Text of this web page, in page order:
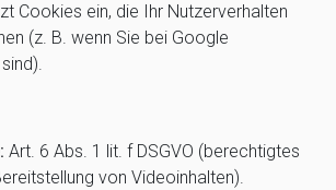
Cookies ein, die Ihr Nutzerverhalten
(z. B. wenn Sie bei Google
Art. 6 Abs. 1 lit. f DSGVO (berechtigtes
von Videoinhalten).